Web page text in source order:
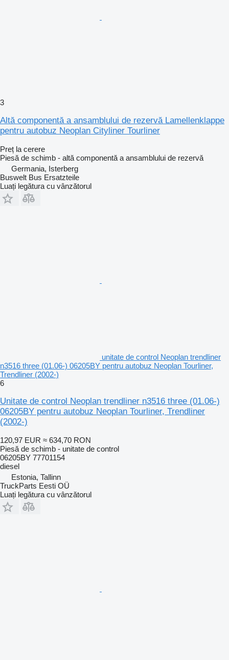
3
Altă componentă a ansamblului de rezervă Lamellenklappe
pentru autobuz Neoplan Cityliner Tourliner
Preț la cerere
Piesă de schimb - altă componentă a ansamblului de rezervă
Germania, Isterberg
Buswelt Bus Ersatzteile
Luați legătura cu vânzătorul
unitate de control Neoplan trendliner
n3516 three (01.06-) 06205BY pentru autobuz Neoplan Tourliner,
Trendliner (2002-)
6
Unitate de control Neoplan trendliner n3516 three (01.06-)
06205BY pentru autobuz Neoplan Tourliner, Trendliner
(2002-)
120,97 EUR ≈ 634,70 RON
Piesă de schimb - unitate de control
06205BY 77701154
diesel
Estonia, Tallinn
TruckParts Eesti OÜ
Luați legătura cu vânzătorul